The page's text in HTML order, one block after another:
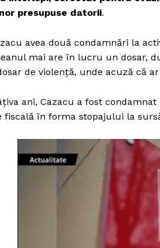
presupuse datorii.
avea două condamnări la
mai are în lucru un dosar,
de violenţă, unde acuză că
ani, Cazacu a fost
fiscală în forma stopajului la